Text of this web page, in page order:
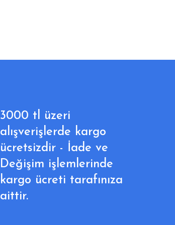
3000 tl üzeri
alışverişlerde kargo
ücretsizdir - İade ve
Değişim işlemlerinde
kargo ücreti tarafınıza
aittir.